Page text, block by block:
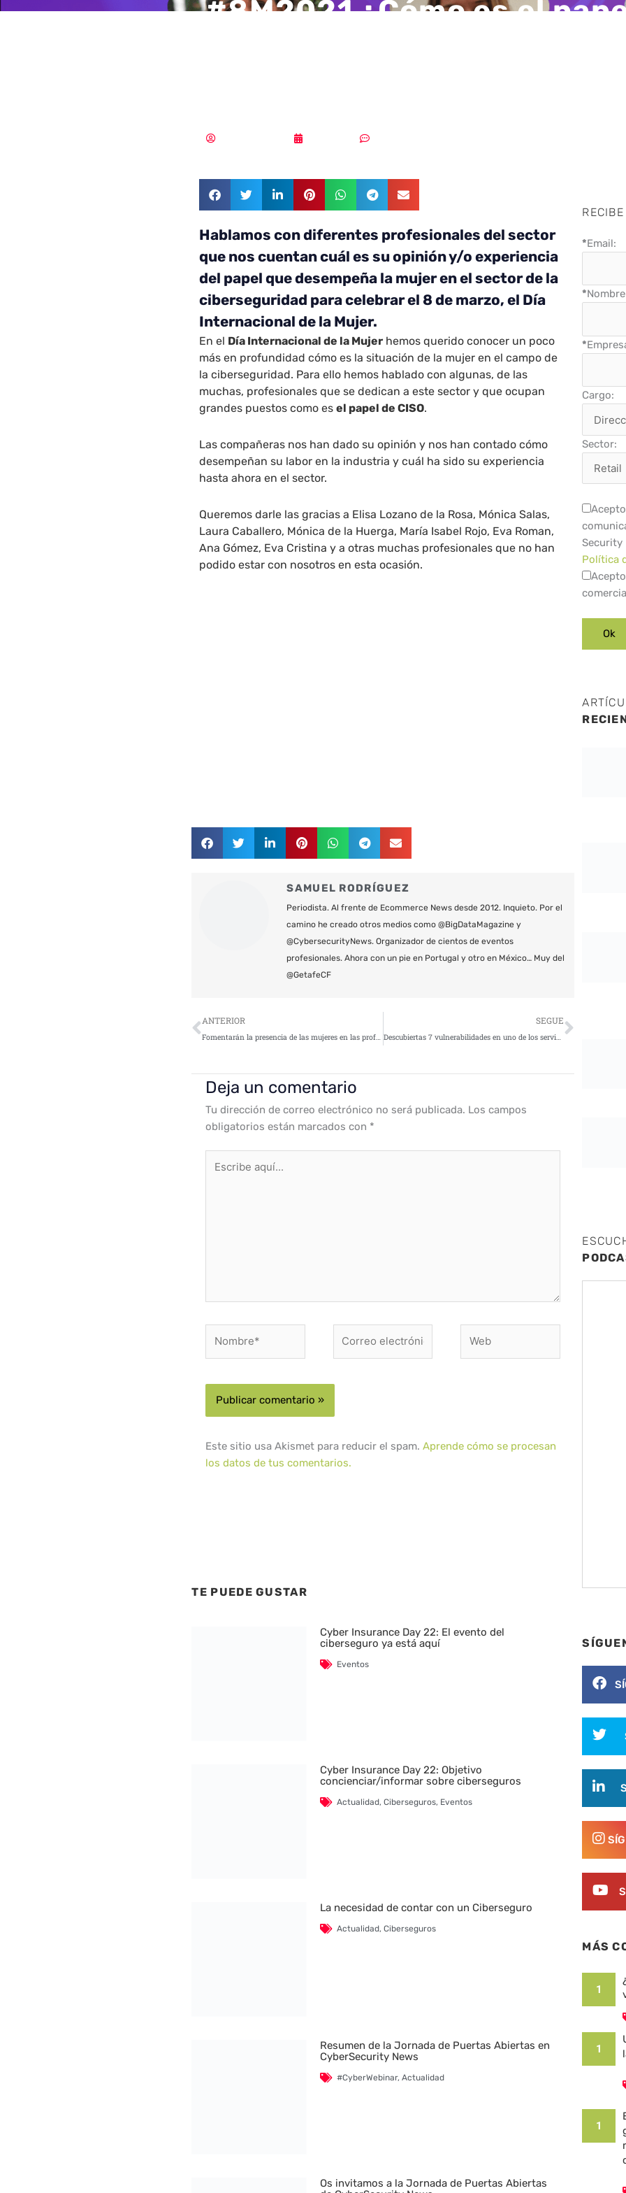
#8M2021 ¿Cómo es el
Hablamos con diferentes profesionales del sector
que nos cuentan cuál es su opinión y/o experiencia
del papel que desempeña la mujer en el sector de la
ciberseguridad para celebrar el 8 de marzo, el Día
Internacional de la Mujer.
En el Día Internacional de la Mujer hemos querido conocer un poco
más en profundidad cómo es la situación de la mujer en el campo de
la ciberseguridad. Para ello hemos hablado con algunas, de las
muchas, profesionales que se dedican a este sector y que ocupan
grandes puestos como esel papel de CISO.
Las compañeras nos han dado su opinión y nos han contado cómo
desempeñan su labor en la industria y cuál ha sido su experiencia
hasta ahora en el sector.
Queremos darle las gracias a Elisa Lozano de la Rosa, Mónica Salas,
Laura Caballero, Mónica de la Huerga, María Isabel Rojo, Eva Roman,
Ana Gómez, Eva Cristina y a otras muchas profesionales que no han
podido estar con nosotros en esta ocasión.
SAMUEL RODRÍGUEZ
Periodista. Al frente de Ecommerce News desde 2012. Inquieto. Por el
camino he creado otros medios como @BigDataMagazine y
@CybersecurityNews. Organizador de cientos de eventos
profesionales. Ahora con un pie en Portugal y otro en México… Muy del
@GetafeCF
Ant
ANTERIOR SEGUE
Descubiertas 7 vulnerabilidades en uno de los servicios más populares de Microsoft
Deja un comentario
Tu dirección de correo electrónico no será publicada. Los campos
obligatorios están marcados con *
aquí...
electrónico*
Este sitio usa Akismet para reducir el spam.Aprende cómo se procesan
los datos de tus comentarios.
TE PUEDE GUSTAR
Cyber Insurance Day 22: El evento del
ciberseguro ya está aquí
Eventos
Cyber Insurance Day 22: Objetivo
concienciar/informar sobre ciberseguros
Actualidad, Ciberseguros, Eventos
La necesidad de contar con un Ciberseguro
Actualidad, Ciberseguros
Resumen de la Jornada de Puertas Abiertas en
CyberSecurity News
#CyberWebinar, Actualidad
Os invitamos a la Jornada de Puertas Abiertas
*Email:
*
*
Cargo:
Sector:
Security
Política
MÁS
1
1
1